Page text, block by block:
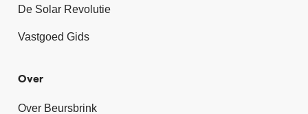
De Solar Revolutie
Vastgoed Gids
Over
Over Beursbrink